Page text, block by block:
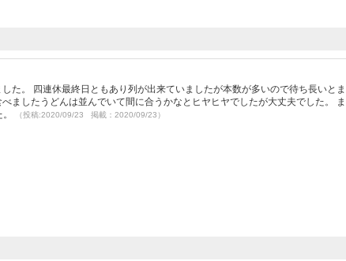
た。 四連休最終日ともあり列が出来ていましたが本数が多いので待ち長いとま
ましたうどんは並んでいて間に合うかなとヒヤヒヤでしたが大丈夫でした。 ま
（投稿:2020/09/23 掲載：2020/09/23）